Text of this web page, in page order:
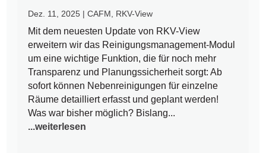
Dez. 11, 2025 |CAFM RKV-View
Mit dem neuesten Update von RKV-View
erweitern wir das Reinigungsmanagement-Modul
um eine wichtige Funktion, die für noch mehr
Transparenz und Planungssicherheit sorgt: Ab
sofort können Nebenreinigungen für einzelne
Räume detailliert erfasst und geplant werden!
Was war bisher möglich? Bislang...
...weiterlesen